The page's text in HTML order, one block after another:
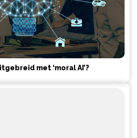
met ‘moral AI’?